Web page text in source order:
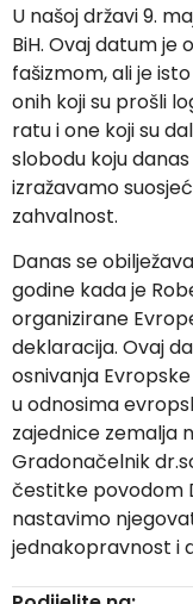
U našoj državi 9.
BiH. Ovaj datum je
fašizmom, ali je
onih koji su prošli
ratu i one koji su
slobodu koju
izražavamo
zahvalnost.
Danas se
godine kada je
organizirane
deklaracija. Ovaj
osnivanja
u odnosima
zajednice zemalja
Gradonačelnik
čestitke povodom
nastavimo
jednakopravnost i